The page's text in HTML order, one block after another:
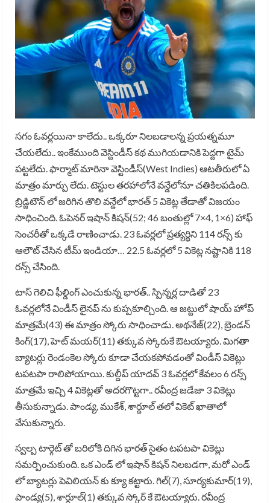
సగం ఓవర్లయినా కాలేదు.. ఒక్కరూ నిలబడాలన్న ప్రయత్నమూ
చేయలేదు.. ఇంకేముంది వెస్టిండీస్ కథ ముగియడానికి పెద్దగా టైమ్
పట్టలేదు. ఫార్మాట్ మారినా వెస్టిండీస్(West Indies) ఆటతీరులో ఏ
మాత్రం మార్పు లేదు. టెస్టుల తరహాలోనే వన్డేలోనూ చతికిలపడింది.
బ్రిడ్జిటౌన్ లో జరిగిన తొలి వన్డేలో భారత్ 5 వికెట్ల తేడాతో విజయం
సాధించింది. ఓపెనర్ ఇషాన్ కిషన్(52; 46 బంతుల్లో 7×4, 1×6) హాఫ్
సెంచరీతో ఒక్కడే రాణించాడు. 23 ఓవర్లలో ప్రత్యర్థిని 114 రన్స్ కు
ఆలౌట్ చేసిన టీమ్ ఇండియా… 22.5 ఓవర్లలో 5 వికెట్ల నష్టానికి 118
రన్స్ చేసింది.
టాస్ గెలిచి ఫీల్డింగ్ ఎంచుకున్న భారత్.. స్పిన్నర్ల దాడితో 23
ఓవర్లలోనే విండీస్ లైనప్ ను కుప్పకూల్చింది. ఆ జట్టులో షాయ్ హోప్
మాత్రమే(43) ఈ మాత్రం స్కోరు సాధించాడు. అథనేజ్(22), బ్రెండన్
కింగ్(17), హెట్ మయర్(11) తక్కువ స్కోరుకే ఔటయ్యారు. మిగతా
బ్యాటర్లు రెండంకెల స్కోరు కూడా చేయకపోవడంతో విండీస్ వికెట్లు
టపటపా రాలిపోయాయి. కుల్దీప్ యాదవ్ 3 ఓవర్లలో కేవలం 6 రన్స్
మాత్రమే ఇచ్చి 4 వికెట్లతో అదరగొట్టగా.. రవీంద్ర జడేజా 3 వికెట్లు
తీసుకున్నాడు. పాండ్య, ముకేశ్, శార్దూల్ తలో వికెట్ ఖాతాలో
వేసుకున్నారు.
స్వల్ప టార్గెట్ తో బరిలోకి దిగిన భారత్ సైతం టపటపా వికెట్లు
సమర్పించుకుంది. ఒక ఎండ్ లో ఇషాన్ కిషన్ నిలబడగా, మరో ఎండ్
లో బ్యాటర్లు పెవిలియన్ కు క్యూ కట్టారు. గిల్(7), సూర్యకుమార్(19),
పాండ్య(5), శార్దూల్(1) తక్కువ స్కోర్ కే ఔటయ్యారు. రవీంద్ర